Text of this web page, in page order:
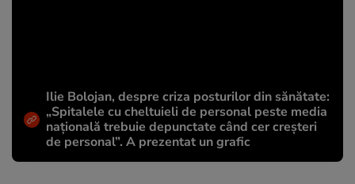
Ilie Bolojan, despre criza posturilor din sănătate:
„Spitalele cu cheltuieli de personal peste media
națională trebuie depunctate când cer creșteri
de personal”. A prezentat un grafic